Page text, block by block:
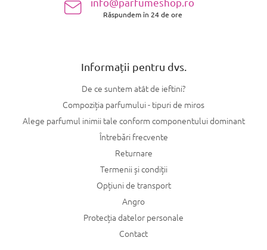
Răspundem în 24 de ore
Informații pentru dvs.
De ce suntem atât de ieftini?
Compoziția parfumului - tipuri de miros
Alege parfumul inimii tale conform componentului dominant
Întrebări frecvente
Returnare
Termenii și condiții
Opțiuni de transport
Angro
Protecția datelor personale
Contact